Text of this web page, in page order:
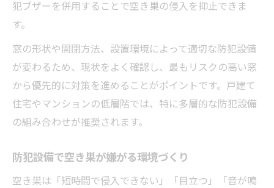
犯ブザーを併用することで空き巣の侵入を抑止できま
す。
窓の形状や開閉方法、設置環境によって適切な防犯設備
が変わるため、現状をよく確認し、最もリスクの高い窓
から優先的に対策を進めることがポイントです。戸建て
住宅やマンションの低層階では、特に多層的な防犯設備
の組み合わせが推奨されます。
防犯設備で空き巣が嫌がる環境づくり
空き巣は「短時間で侵入できない」「目立つ」「音が鳴